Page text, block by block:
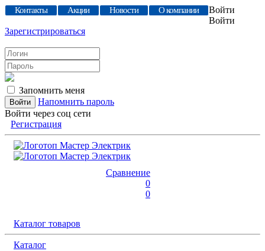
Контакты Акции Новости О компании
Войти
Войти
Зарегистрироваться
Запомнить меня
Напомнить пароль
Войти через соц сети
Регистрация
Сравнение
0
0
Каталог товаров
Каталог